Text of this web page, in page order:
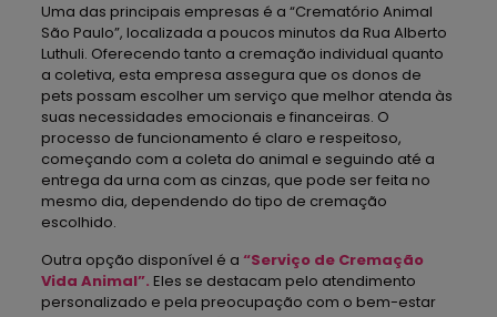
Uma das principais empresas é a “Crematório Animal
São Paulo”, localizada a poucos minutos da Rua Alberto
Luthuli. Oferecendo tanto a cremação individual quanto
a coletiva, esta empresa assegura que os donos de
pets possam escolher um serviço que melhor atenda às
suas necessidades emocionais e financeiras. O
processo de funcionamento é claro e respeitoso,
começando com a coleta do animal e seguindo até a
entrega da urna com as cinzas, que pode ser feita no
mesmo dia, dependendo do tipo de cremação
escolhido.
Outra opção disponível é a “Serviço de Cremação
Vida Animal”. Eles se destacam pelo atendimento
personalizado e pela preocupação com o bem-estar